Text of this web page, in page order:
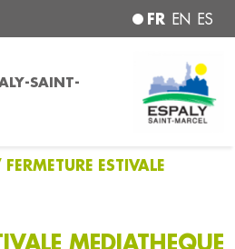
FR EN ES
SAINT-
ESTIVALE
MEDIATHEQUE